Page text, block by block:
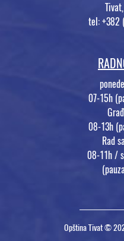
tel: +382
07-15h
08-13h
Rad
08-11h /
Opština Tivat ©